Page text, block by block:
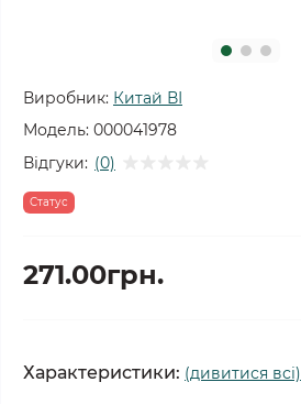
Виробник: Китай ВІ
Модель: 000041978
Відгуки: (0)
Статус
271.00грн.
Характеристики: (дивитися всі)